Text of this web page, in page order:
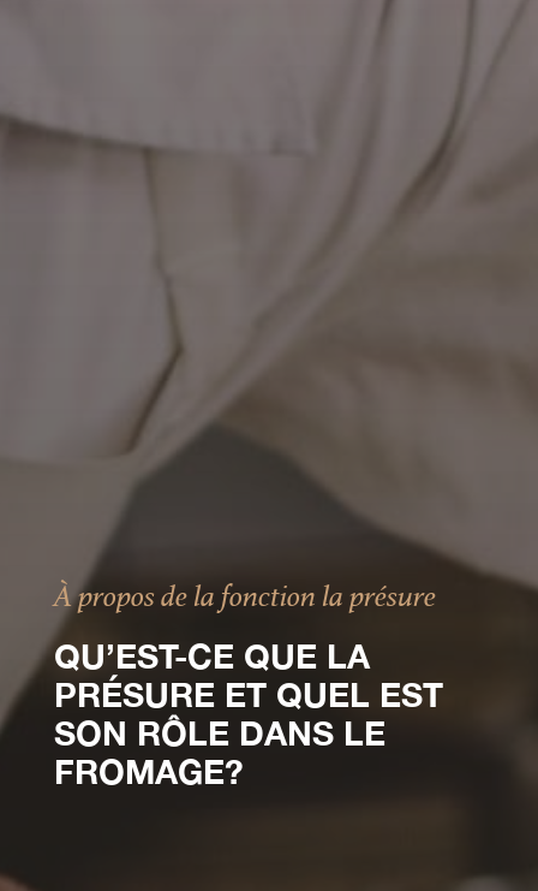
À propos de la fonction la présure
QU’EST-CE QUE LA
PRÉSURE ET QUEL EST
SON RÔLE DANS LE
FROMAGE?